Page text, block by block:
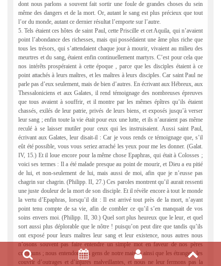
dont nous parlons a souvent fait sortir une foule de grandes choses du sein
même des dangers et de la mort. Or, autant le sang est plus précieux que tout
l’or du monde, autant ce dernier résultat l’emporte sur l’autre.
5. Tels étaient ces hôtes de saint Paul, cette Priscille et cet Aquila, qui n’avaient
point l’abondance des richesses, mais qui possédaient une âme plus riche que
tous les trésors, qui s’attendaient chaque jour à mourir, vivaient au milieu des
meurtres et du sang, étaient enfin continuellement martyrs. C’est pour cela que
nos intérêts prospéraient à cette époque , parce que les disciples étaient à ce
point attachés à leurs maîtres, et les maîtres à leurs disciples. Car saint Paul ne
parle pas d’eux seulement, mais de bien d’autres. En écrivant aux Hébreux, aux
Thessaloniciens et aux Galates, il rend témoignage des nombreuses épreuves
que tous avaient à souffrir, et il montre par les mêmes épîtres qu’ils étaient
chassés, exilés de leur patrie, privés de leurs biens, et exposés jusqu’à verser
leur sang ; enfin toute la vie était pour eux une lutte, et ils n’auraient pas même
reculé à se laisser mutiler pour ceux qui les instruisaient. Aussi saint Paul,
écrivant aux Galates, leur disait-il : Car je vous rends ce témoignage que, s’il
eût été possible, vous vous seriez arraché les yeux pour me les donner. (Galat.
IV, 15.) Et il loue encore pour la même chose Epaphras, qui était à Colosses ;
voici ses termes : Il a été malade presque au point de mourir, et Dieu a eu pitié
de lui, et non-seulement de lui, mais aussi de moi, afin que je n’eusse pas
chagrin sur chagrin. (Philipp. II, 27.) Ces paroles montrent qu’il aurait ressenti
une juste douleur de la mort de son disciple. Et il révèle encore à tout le monde
la vertu d’Epaphras, lorsqu’il dit : Il est arrivé tout près de la mort, n’ayant
point tenu compte de sa vie, afin de combler ce qu’il s’en manquait de vos
soins envers moi. (Philipp. II, 30.) Quel sort plus heureux que le leur, et quel
sort aussi plus déplorable que le nôtre ! puisqu’on peut dire que tandis qu’ils
ont exposé pour leurs maîtres leur sang et leur existence, nous autres nous
n’osons souvent pas faire entendre un simple mot en faveur de nos pères
communs ; nous entendons les gens de notre maison ainsi que les étrangers les
couvrir d’outrages et d’injures malveillantes, et nous ne leur fermons pas la